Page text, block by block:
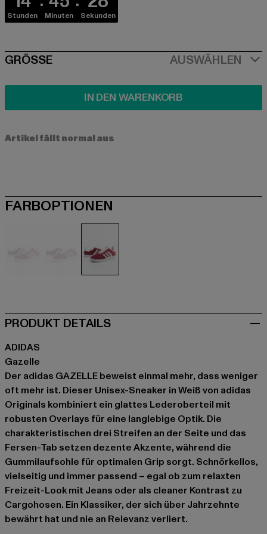
Stunden Minuten Sekunden
SIZE
GRÖSSE AUSWÄHLEN
IN DEN WARENKORB
Artikel fällt normal aus
FARBOPTIONEN
PRODUKT DETAILS
ADIDAS
Gazelle
Der adidas GAZELLE beweist einmal mehr, dass weniger
oft mehr ist. Dieser Unisex-Sneaker in Weiß von adidas
Originals kombiniert ein glattes Lederoberteil mit
robusten Overlays für eine langlebige Optik. Die
charakteristischen drei Streifen an der Seite und das
Fersen-Tab setzen dezente Akzente, während die
Gummilaufsohle für optimalen Grip sorgt. Schnörkellos,
vielseitig und immer passend – egal ob zum relaxten
Freizeit-Look mit Jeans oder als cleaner Kontrast zu
Cargohosen. Ein Klassiker, der sich über Jahrzehnte
bewährt hat und nie an Relevanz verliert.